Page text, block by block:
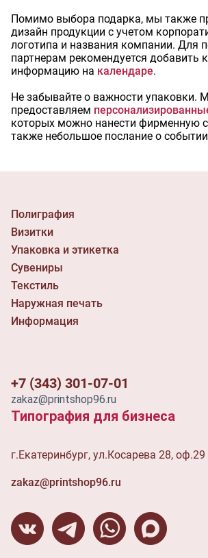
Помимо выбора подарка, мы также
дизайн продукции с учетом
логотипа и названия компании. Для
партнерам рекомендуется добавить
информацию на календаре.
Не забывайте о важности упаковки.
предоставляем
которых можно нанести фирменную
также небольшое послание о
Полиграфия
Визитки
Упаковка и этикетка
Сувениры
Текстиль
Наружная печать
Информация
+7 (343) 301-07-01
zakaz@printshop96.ru
Типография для бизнеса
г.Екатеринбург, ул.Косарева 28, оф.29
zakaz@printshop96.ru